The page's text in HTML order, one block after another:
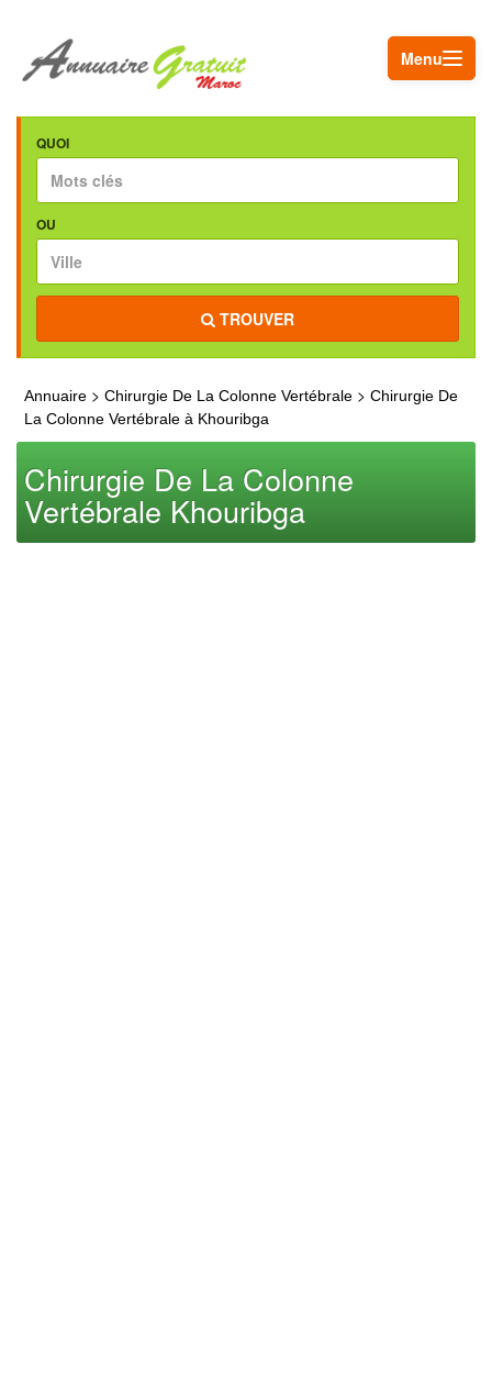
Menu
QUOI
OU
TROUVER
Annuaire > Chirurgie De La Colonne Vertébrale > Chirurgie De
La Colonne Vertébrale à Khouribga
Chirurgie De La Colonne
Vertébrale Khouribga